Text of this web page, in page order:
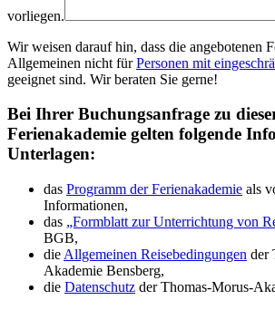
vorliegen.
Wir weisen darauf hin, dass die angebotenen
Allgemeinen nicht fürPersonen mit
geeignet sind. Wir beraten Sie gerne!
Bei Ihrer Buchungsanfrage zu
Ferienakademie gelten folgende
Unterlagen:
das Programm der Ferienakademie als
Informationen,
das „Formblatt zur Unterrichtung von
BGB,
die Allgemeinen Reisebedingungen der
Akademie Bensberg,
die Datenschutz der Thomas-Morus-